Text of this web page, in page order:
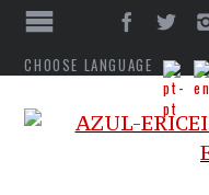
CHOOSE LANGUAGE